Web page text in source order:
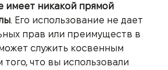
имеет никакой прямой
. Его использование не дает
прав или преимуществ в
служить косвенным
того, что вы использовали